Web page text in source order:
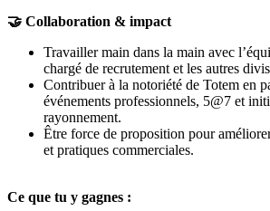
🤝 Collaboration & impact
Travailler main dans la main avec
chargé de recrutement et les autres
Contribuer à la notoriété de Totem en
événements professionnels, 5@7 et
rayonnement.
Être force de proposition pour
et pratiques commerciales.
Ce que tu y gagnes :